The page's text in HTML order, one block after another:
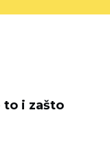
to i zašto